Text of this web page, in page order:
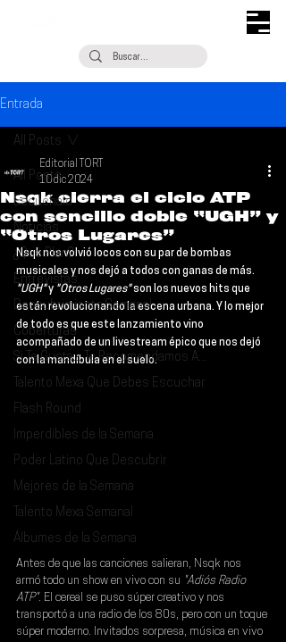
Entrada
All Posts
Escúchalo
Noticias
¿Qué Plan?
Entrevistas
Descubrimiento Semanal
Coberturas
Si Te Gusta... Te Recomendamos A...
Talento Mexa Que Debes Escuchar
Flash Round
Imperdibles de la Semana
Poder Latino Que Descubrir
Mejores de la Semana
Talento Mexa Semanal
Álbumes de la Semana
All Posts
Nsqk cierra el ciclo ATP
con sencillo doble “UGH” y
“Otros Lugares”
Editorial TORT
10 dic 2024
Nsqk nos volvió locos con su par de bombas
musicales y nos dejó a todos con ganas de más.
"UGH" y "Otros Lugares" son los nuevos hits que
están revolucionando la escena urbana. Y lo mejor
de todo es que este lanzamiento vino
acompañado de un livestream épico que nos dejó
con la mandíbula en el suelo.
Antes de que las canciones salieran, Nsqk nos
armó todo un show en vivo con su "Adiós Radio
ATP". El cereal se puso súper creativo y nos
transportó a una radio de los 80s, pero con un toque
súper moderno. Invitados sorpresa, música en vivo